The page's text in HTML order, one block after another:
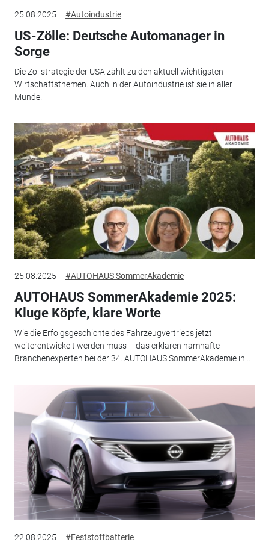
25.08.2025 #Autoindustrie
US-Zölle: Deutsche Automanager in
Sorge
Die Zollstrategie der USA zählt zu den aktuell wichtigsten
Wirtschaftsthemen. Auch in der Autoindustrie ist sie in aller
Munde.
25.08.2025 #AUTOHAUS SommerAkademie
AUTOHAUS SommerAkademie 2025:
Kluge Köpfe, klare Worte
Wie die Erfolgsgeschichte des Fahrzeugvertriebs jetzt
weiterentwickelt werden muss – das erklären namhafte
Branchenexperten bei der 34. AUTOHAUS SommerAkademie in...
22.08.2025 #Feststoffbatterie